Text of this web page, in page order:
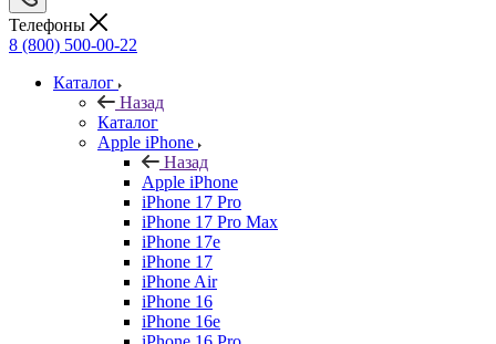
Телефоны
8 (800) 500-00-22
Каталог
Назад
Каталог
Apple iPhone
Назад
Apple iPhone
iPhone 17 Pro
iPhone 17 Pro Max
iPhone 17e
iPhone 17
iPhone Air
iPhone 16
iPhone 16e